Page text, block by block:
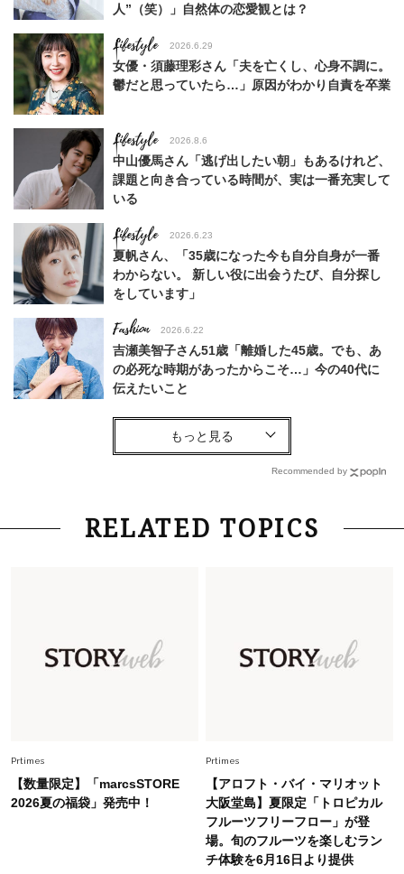
人”（笑）」自然体の恋愛観とは？
Lifestyle 2026.6.29
女優・須藤理彩さん「夫を亡くし、心身不調に。
鬱だと思っていたら…」原因がわかり自責を卒業
Lifestyle 2026.8.6
中山優馬さん「逃げ出したい朝」もあるけれど、
課題と向き合っている時間が、実は一番充実して
いる
Lifestyle 2026.6.23
夏帆さん、「35歳になった今も自分自身が一番
わからない。 新しい役に出会うたび、自分探し
をしています」
Fashion 2026.6.22
吉瀬美智子さん51歳「離婚した45歳。でも、あ
の必死な時期があったからこそ…」今の40代に
伝えたいこと
Fashion
【40代コンサバ派】白Tシャツは「パール×ゴー
Lifestyle 2026.7.29
「お若いですね」は褒め言葉？“若い＝美しい”と
慣！「金運アップ→トイレ、じゃあ底上げ運
は？」
Fashion
中村ゆりさん「40代になり、やっと“仕事以外の
幸福感”に目が向いた」ライフスタイルも、服も
Recommended by
RELATED TOPICS
Prtimes
【数量限定】「marcsSTORE
2026夏の福袋」発売中！
Prtimes
【アロフト・バイ・マリオット
大阪堂島】夏限定「トロピカル
フルーツフリーフロー」が登
場。旬のフルーツを楽しむラン
チ体験を6月16日より提供